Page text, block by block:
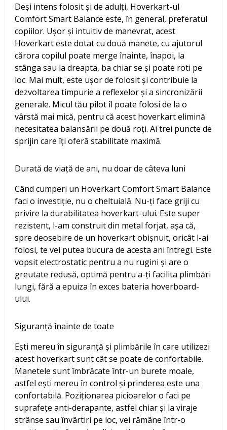
Deși intens folosit și de adulți, Hoverkart-ul
Comfort Smart Balance este, în general, preferatul
copiilor. Ușor și intuitiv de manevrat, acest
Hoverkart este dotat cu două manete, cu ajutorul
cărora copilul poate merge înainte, înapoi, la
stânga sau la dreapta, ba chiar se și poate roti pe
loc. Mai mult, este ușor de folosit și contribuie la
dezvoltarea timpurie a reflexelor și a sincronizării
generale. Micul tău pilot îl poate folosi de la o
vârstă mai mică, pentru că acest hoverkart elimină
necesitatea balansării pe două roți. Ai trei puncte de
sprijin care îți oferă stabilitate maximă.
Durată de viață de ani, nu doar de câteva luni
Când cumperi un Hoverkart Comfort Smart Balance
faci o investiție, nu o cheltuială. Nu-ți face griji cu
privire la durabilitatea hoverkart-ului. Este super
rezistent, l-am construit din metal forjat, așa că,
spre deosebire de un hoverkart obișnuit, oricât l-ai
folosi, te vei putea bucura de acesta ani întregi. Este
vopsit electrostatic pentru a nu rugini și are o
greutate redusă, optimă pentru a-ți facilita plimbări
lungi, fără a epuiza în exces bateria hoverboard-
ului.
Siguranță înainte de toate
Ești mereu în siguranță și plimbările în care utilizezi
acest hoverkart sunt cât se poate de confortabile.
Manetele sunt îmbrăcate într-un burete moale,
astfel ești mereu în control și prinderea este una
confortabilă. Poziționarea picioarelor o faci pe
suprafețe anti-derapante, astfel chiar și la viraje
strânse sau învârtiri pe loc, vei rămâne într-o